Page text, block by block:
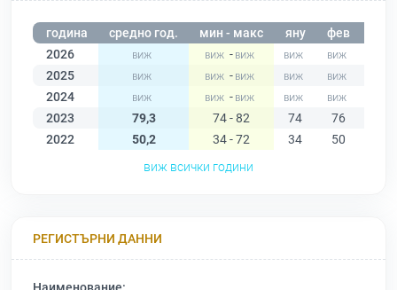
година средно год. мин - макс яну фев
2026
-
2025
-
2024
-
2023
79,3 74 - 82 74 76
2022
50,2 34 - 72 34 50
виж всички години
РЕГИСТЪРНИ ДАННИ